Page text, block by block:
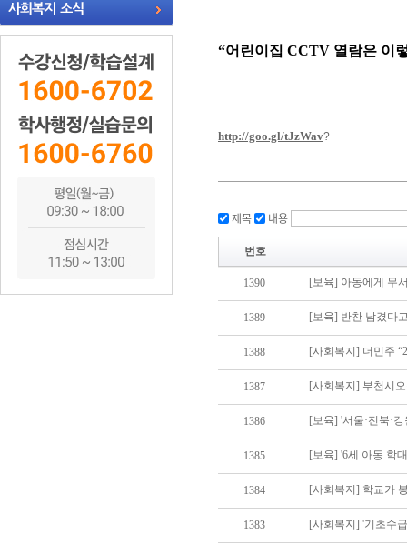
제목 내용
번호
1390 [보육] 아동에게 무
1389
1388
1387 [사회복지] 부천시
1386 [보육] '서울·전북·
1385 [보육] '6세 아동 학
1384 [사회복지] 학교가
1383 [사회복지] '기초수